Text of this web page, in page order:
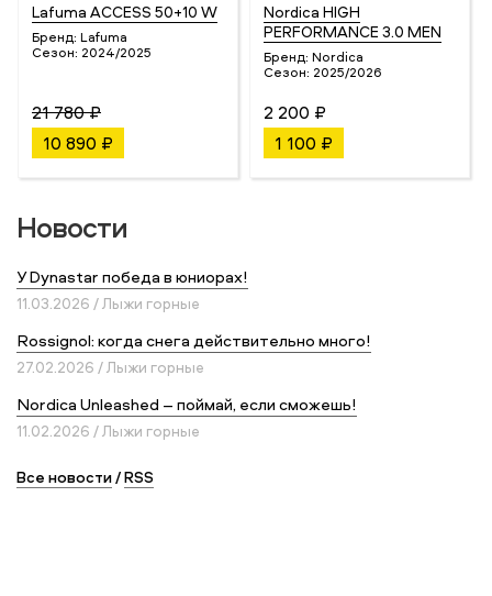
Lafuma ACCESS 50+10 W
Бренд: Lafuma
Сезон: 2024/2025
21 780 ₽
10 890 ₽
Nordica HIGH
PERFORMANCE 3.0 MEN
Бренд: Nordica
Сезон: 2025/2026
2 200 ₽
1 100 ₽
Новости
У Dynastar победа в юниорах!
11.03.2026 / Лыжи горные
Rossignol: когда снега действительно много!
27.02.2026 / Лыжи горные
Nordica Unleashed – поймай, если сможешь!
11.02.2026 / Лыжи горные
Все новости/RSS